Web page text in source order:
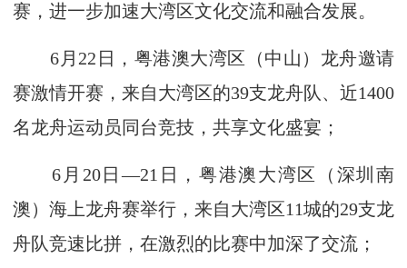
赛，进一步加速大湾区文化交流和融合发展。
6月22日，粤港澳大湾区（中山）龙舟邀请
赛激情开赛，来自大湾区的39支龙舟队、近1400
名龙舟运动员同台竞技，共享文化盛宴；
6月20日—21日，粤港澳大湾区（深圳南
澳）海上龙舟赛举行，来自大湾区11城的29支龙
舟队竞速比拼，在激烈的比赛中加深了交流；